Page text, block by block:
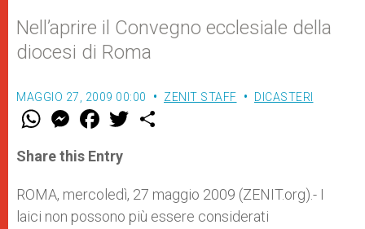
Nell’aprire il Convegno ecclesiale della
diocesi di Roma
MAGGIO 27, 2009 00:00 ZENIT STAFF DICASTERI
W
t
s
p
p
M
e
s
e
g
e
r
F
a
e
b
o
k
w
r
Share this Entry
ROMA, mercoledì, 27 maggio 2009 (ZENIT.org).- I
laici non possono più essere considerati